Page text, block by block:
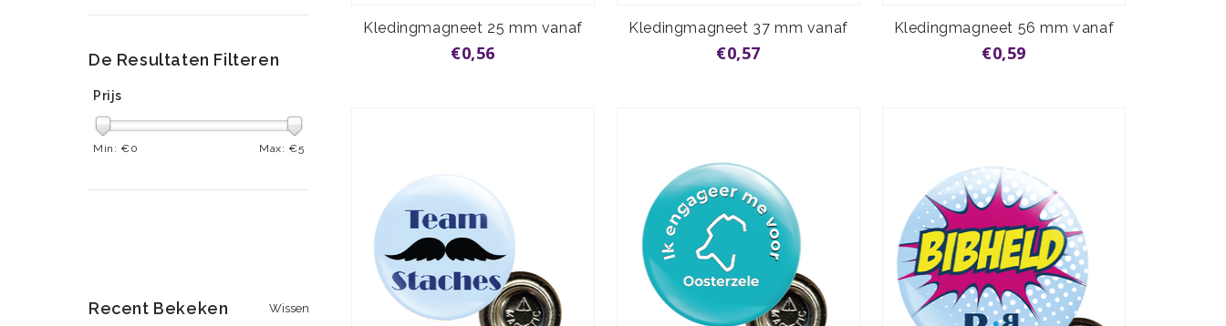
Kledingmagneet 25 mm vanaf
€0,56
Kledingmagneet 37 mm vanaf
€0,57
Kledingmagneet 56 mm vanaf
€0,59
De Resultaten Filteren
Prijs
Min: €0 Max: €5
Recent Bekeken Wissen